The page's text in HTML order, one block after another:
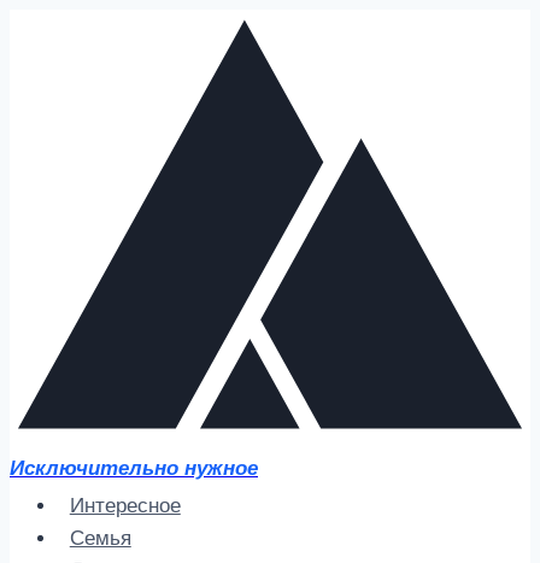
Исключительно нужное
Интересное
Семья